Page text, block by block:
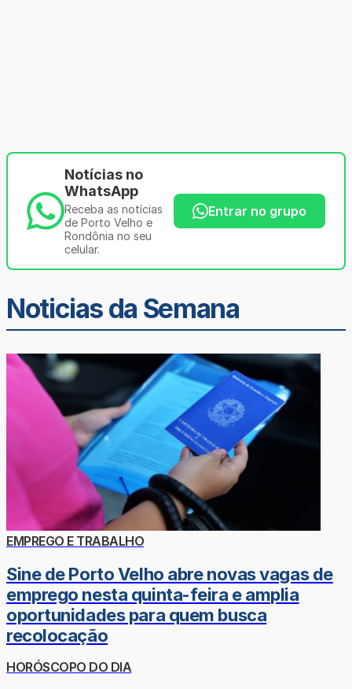
Notícias no
WhatsApp
Receba as notícias
de Porto Velho e
Rondônia no seu
celular.
Entrar no grupo
Noticias da Semana
EMPREGO E TRABALHO
Sine de Porto Velho abre novas vagas de
emprego nesta quinta-feira e amplia
oportunidades para quem busca
recolocação
HORÓSCOPO DO DIA